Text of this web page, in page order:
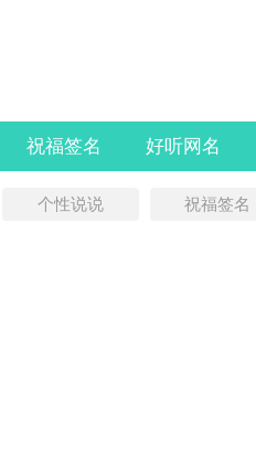
祝福签名 好听网名
个性说说 祝福签名